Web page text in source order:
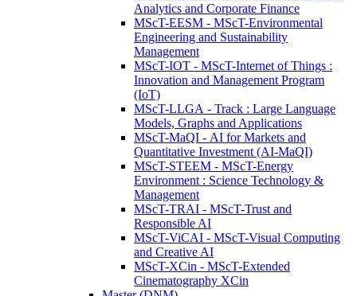
Analytics and Corporate Finance
MScT-EESM - MScT-Environmental
Engineering and Sustainability
Management
MScT-IOT - MScT-Internet of Things :
Innovation and Management Program
(IoT)
MScT-LLGA - Track : Large Language
Models, Graphs and Applications
MScT-MaQI - AI for Markets and
Quantitative Investment (AI-MaQI)
MScT-STEEM - MScT-Energy
Environment : Science Technology &
Management
MScT-TRAI - MScT-Trust and
Responsible AI
MScT-ViCAI - MScT-Visual Computing
and Creative AI
MScT-XCin - MScT-Extended
Cinematography XCin